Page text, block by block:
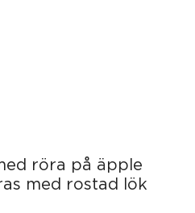
röra på äpple
med rostad lök